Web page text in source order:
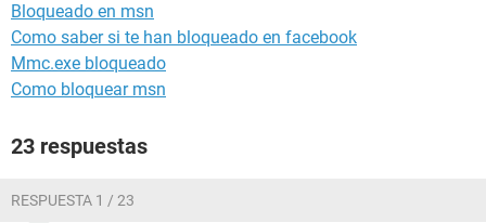
Bloqueado en msn
Como saber si te han bloqueado en facebook
Mmc.exe bloqueado
Como bloquear msn
23 respuestas
RESPUESTA 1 / 23